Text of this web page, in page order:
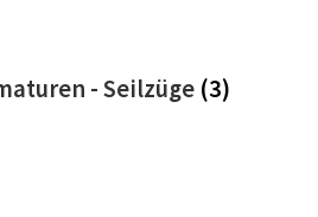
- Seilzüge (3)